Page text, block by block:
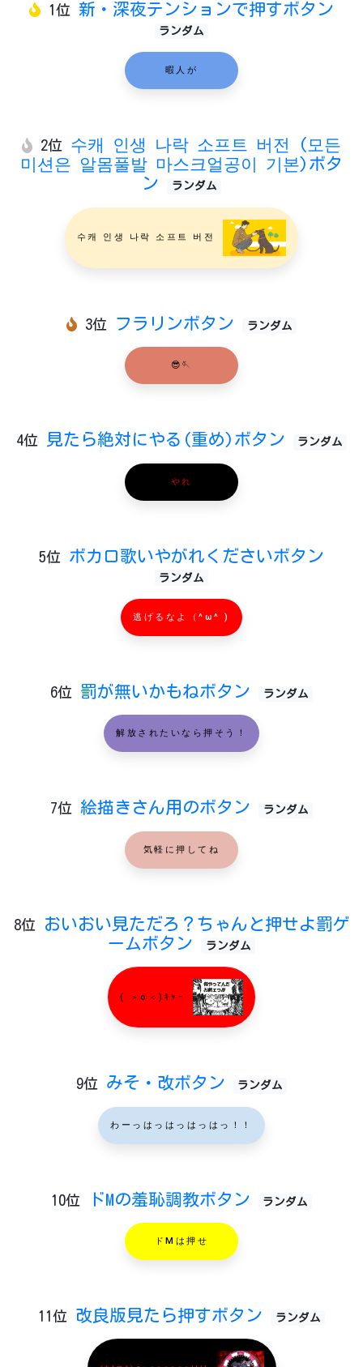
1位 新・深夜テンションで押すボタン
ランダム
暇人が
2位
수캐 인생 나락 소프트 버전 (모든
미션은 알몸풀발 마스크얼공이 기본)ボタ
ン
ランダム
수캐 인생 나락 소프트 버전
3位 フラリンボタン ランダム
😎🪡
4位 見たら絶対にやる(重め)ボタン ランダム
やれ
5位 ボカロ歌いやがれくださいボタン
ランダム
逃げるなよ（^ω^ )
6位 罰が無いかもねボタン ランダム
解放されたいなら押そう！
7位 絵描きさん用のボタン ランダム
気軽に押してね
8位
おいおい見ただろ？ちゃんと押せよ罰ゲ
ームボタン
ランダム
( ＞o＜)ｷｬｰ
9位 みそ・改ボタン ランダム
わーっはっはっはっはっ！！
10位 ドMの羞恥調教ボタン ランダム
ドMは押せ
11位 改良版見たら押すボタン ランダム